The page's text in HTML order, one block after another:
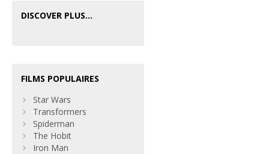
DISCOVER PLUS...
FILMS POPULAIRES
Star Wars
Transformers
Spiderman
The Hobit
Iron Man